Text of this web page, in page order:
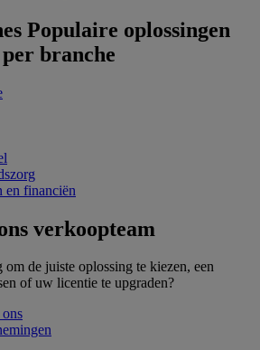
Populaire oplossingen
branche
en financiën
verkoopteam
de juiste oplossing te kiezen, een
of uw licentie te upgraden?